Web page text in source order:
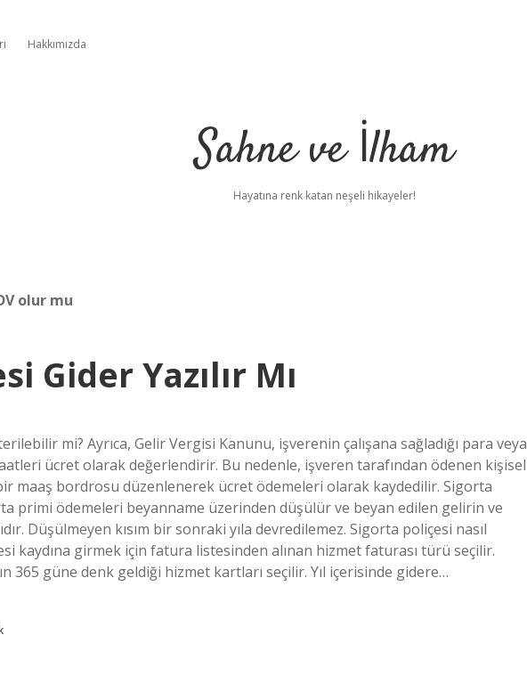
Hakkımızda
Sahne ve İlham
Hayatına renk katan neşeli hikayeler!
olur mu
Gider Yazılır Mı
mi? Ayrıca, Gelir Vergisi Kanunu, işverenin çalışana sağladığı para veya
ücret olarak değerlendirir. Bu nedenle, işveren tarafından ödenen kişisel
maaş bordrosu düzenlenerek ücret ödemeleri olarak kaydedilir. Sigorta
primi ödemeleri beyanname üzerinden düşülür ve beyan edilen gelirin ve
Düşülmeyen kısım bir sonraki yıla devredilemez. Sigorta poliçesi nasıl
kaydına girmek için fatura listesinden alınan hizmet faturası türü seçilir.
365 güne denk geldiği hizmet kartları seçilir. Yıl içerisinde gidere…